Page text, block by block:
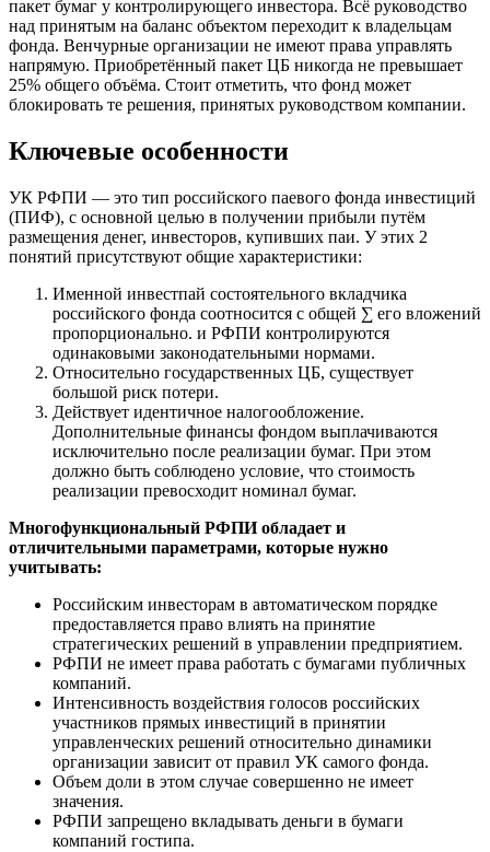
пакет бумаг у контролирующего инвестора. Всё руководство
над принятым на баланс объектом переходит к владельцам
фонда. Венчурные организации не имеют права управлять
напрямую. Приобретённый пакет ЦБ никогда не превышает
25% общего объёма. Стоит отметить, что фонд может
блокировать те решения, принятых руководством компании.
Ключевые особенности
УК РФПИ — это тип российского паевого фонда инвестиций
(ПИФ), с основной целью в получении прибыли путём
размещения денег, инвесторов, купивших паи. У этих 2
понятий присутствуют общие характеристики:
Именной инвестпай состоятельного вкладчика
российского фонда соотносится с общей ∑ его вложений
пропорционально. и РФПИ контролируются
одинаковыми законодательными нормами.
Относительно государственных ЦБ, существует
большой риск потери.
Действует идентичное налогообложение.
Дополнительные финансы фондом выплачиваются
исключительно после реализации бумаг. При этом
должно быть соблюдено условие, что стоимость
реализации превосходит номинал бумаг.
Многофункциональный РФПИ обладает и
отличительными параметрами, которые нужно
учитывать:
Российским инвесторам в автоматическом порядке
предоставляется право влиять на принятие
стратегических решений в управлении предприятием.
РФПИ не имеет права работать с бумагами публичных
компаний.
Интенсивность воздействия голосов российских
участников прямых инвестиций в принятии
управленческих решений относительно динамики
организации зависит от правил УК самого фонда.
Объем доли в этом случае совершенно не имеет
значения.
РФПИ запрещено вкладывать деньги в бумаги
компаний гостипа.